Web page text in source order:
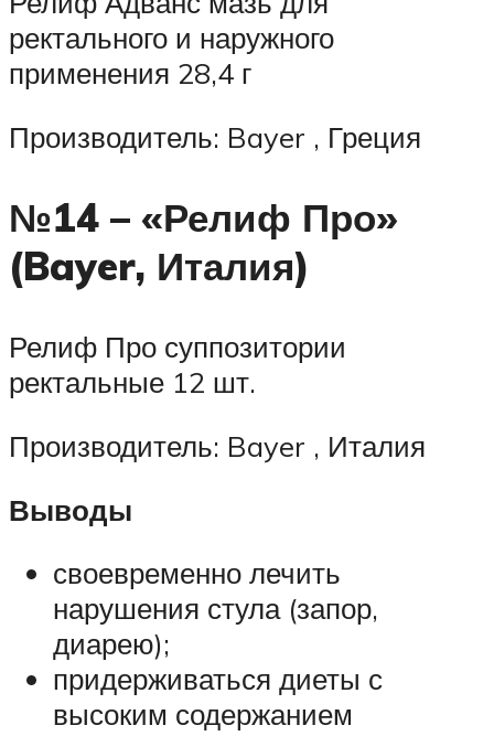
ректального и наружного
применения 28,4 г
Производитель: Bayer , Греция
№14 – «Релиф Про»
(Bayer, Италия)
Релиф Про суппозитории
ректальные 12 шт.
Производитель: Bayer , Италия
Выводы
своевременно лечить
нарушения стула (запор,
диарею);
придерживаться диеты с
высоким содержанием